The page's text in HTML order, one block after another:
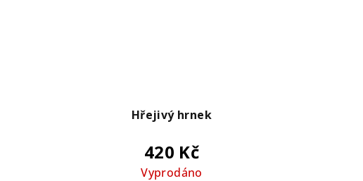
Hřejivý hrnek
420 Kč
Vyprodáno